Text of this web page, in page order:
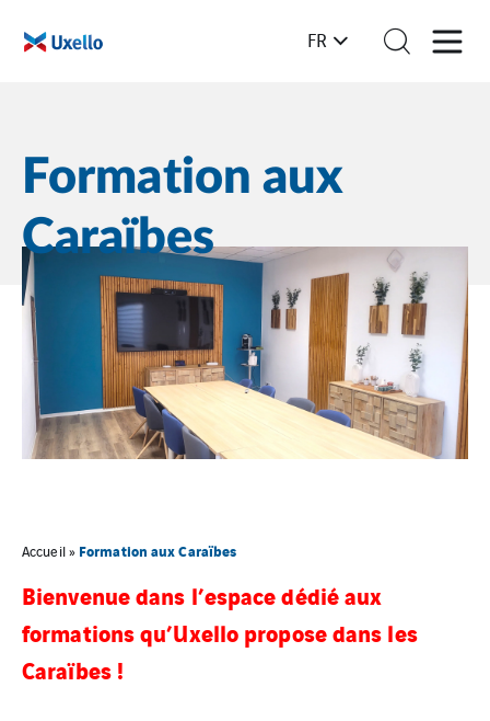
FR
Formation aux
Caraïbes
Accueil» Formation aux Caraïbes
Bienvenue dans l’espace dédié aux
formations qu’Uxello propose dans les
Caraïbes !